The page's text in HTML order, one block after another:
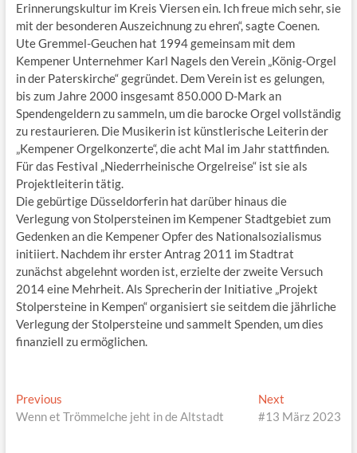
Erinnerungskultur im Kreis Viersen ein. Ich freue mich sehr, sie
mit der besonderen Auszeichnung zu ehren“, sagte Coenen.
Ute Gremmel-Geuchen hat 1994 gemeinsam mit dem
Kempener Unternehmer Karl Nagels den Verein „König-Orgel
in der Paterskirche“ gegründet. Dem Verein ist es gelungen,
bis zum Jahre 2000 insgesamt 850.000 D-Mark an
Spendengeldern zu sammeln, um die barocke Orgel vollständig
zu restaurieren. Die Musikerin ist künstlerische Leiterin der
„Kempener Orgelkonzerte“, die acht Mal im Jahr stattfinden.
Für das Festival „Niederrheinische Orgelreise“ ist sie als
Projektleiterin tätig.
Die gebürtige Düsseldorferin hat darüber hinaus die
Verlegung von Stolpersteinen im Kempener Stadtgebiet zum
Gedenken an die Kempener Opfer des Nationalsozialismus
initiiert. Nachdem ihr erster Antrag 2011 im Stadtrat
zunächst abgelehnt worden ist, erzielte der zweite Versuch
2014 eine Mehrheit. Als Sprecherin der Initiative „Projekt
Stolpersteine in Kempen“ organisiert sie seitdem die jährliche
Verlegung der Stolpersteine und sammelt Spenden, um dies
finanziell zu ermöglichen.
Beitragsnavigation
PreviousPrevious
post:
Wenn et Trömmelche jeht in de Altstadt
Next
post:
#13 März 2023